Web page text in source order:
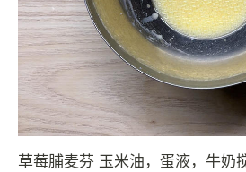
草莓脯麦芬 玉米油，蛋液，牛奶